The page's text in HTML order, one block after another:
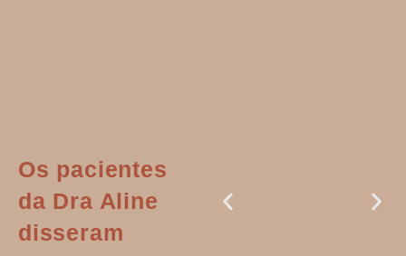
Os pacientes
da Dra Aline
disseram